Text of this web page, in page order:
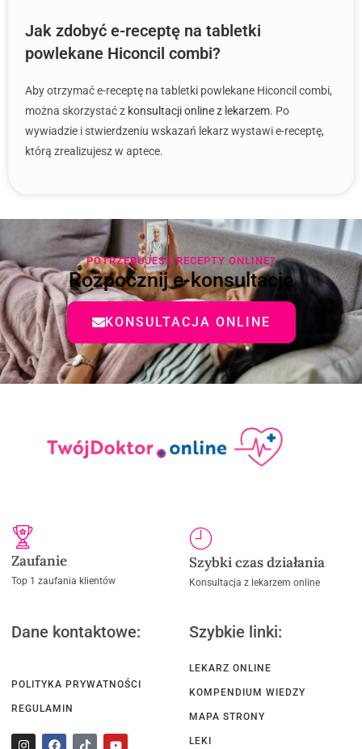
Jak zdobyć e-receptę na tabletki
powlekane Hiconcil combi?
Aby otrzymać e-receptę na tabletki powlekane Hiconcil combi,
można skorzystać z konsultacji online z lekarzem. Po
wywiadzie i stwierdzeniu wskazań lekarz wystawi e-receptę,
którą zrealizujesz w aptece.
POTRZEBUJESZ RECEPTY ONLINE?
Rozpocznij e-konsultację
KONSULTACJA ONLINE
Zaufanie
Top 1 zaufania klientów
Szybki czas działania
Konsultacja z lekarzem online
Dane kontaktowe:
POLITYKA PRYWATNOŚCI
REGULAMIN
Szybkie linki:
LEKARZ ONLINE
KOMPENDIUM WIEDZY
MAPA STRONY
LEKI